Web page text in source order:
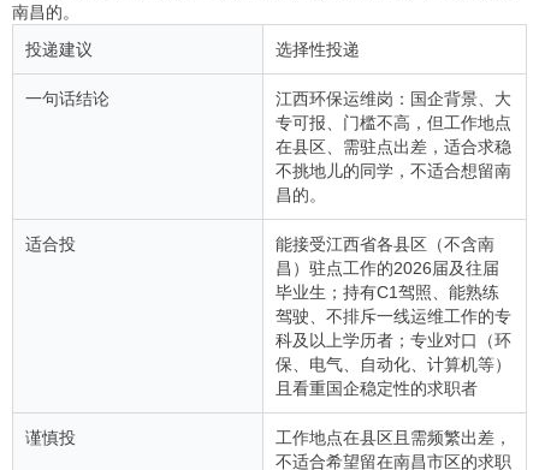
南昌的。
投递建议
选择性投递
一句话结论
江西环保运维岗：国企背景、大
专可报、门槛不高，但工作地点
在县区、需驻点出差，适合求稳
不挑地儿的同学，不适合想留南
昌的。
适合投
能接受江西省各县区（不含南
昌）驻点工作的2026届及往届
毕业生；持有C1驾照、能熟练
驾驶、不排斥一线运维工作的专
科及以上学历者；专业对口（环
保、电气、自动化、计算机等）
且看重国企稳定性的求职者
谨慎投
工作地点在县区且需频繁出差，
不适合希望留在南昌市区的求职